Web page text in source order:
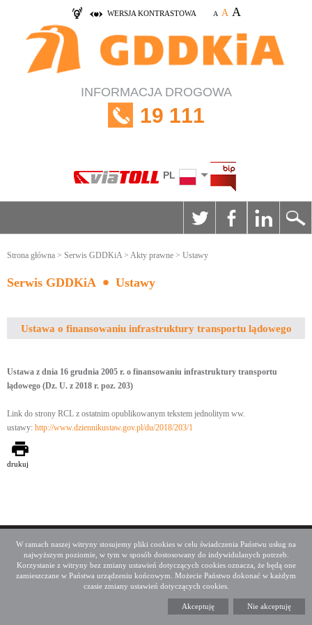
W ramach naszej witryny stosujemy pliki cookies w celu świadczenia Państwu usług na
najwyższym poziomie, w tym w sposób dostosowany do indywidulanych potrzeb.
Korzystanie z witryny bez zmiany ustawień dotyczących cookies oznacza, że będą one
zamieszczane w Państwa urządzeniu końcowym. Możecie Państwo dokonać w każdym
czasie zmiany ustawień dotyczących cookies.
Akceptuję Nie akceptuję
WERSJA KONTRASTOWA A A A
INFORMACJA DROGOWA
19 111
PL
Strona główna > Serwis GDDKiA> Akty prawne > Ustawy
Serwis GDDKiA Ustawy
Ustawa o finansowaniu infrastruktury transportu lądowego
Ustawa z dnia 16 grudnia 2005 r. o finansowaniu infrastruktury transportu
lądowego (Dz. U. z 2018 r. poz. 203)
Link do strony RCL z ostatnim opublikowanym tekstem jednolitym ww.
ustawy: http://www.dziennikustaw.gov.pl/du/2018/203/1
drukuj
Deklaracja dostępności
Mapa serwisu
Media społecznościowe
Twitter Facebook Linkedin
Copyright 2015 GDDKiA
ul. Wronia 53, 00-874 Warszawa, Tel +48 22 375 88 88